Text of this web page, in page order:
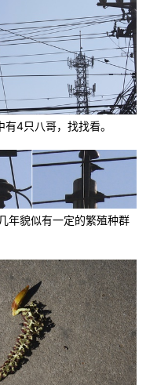
4只八哥，找找看。
年貌似有一定的繁殖种群